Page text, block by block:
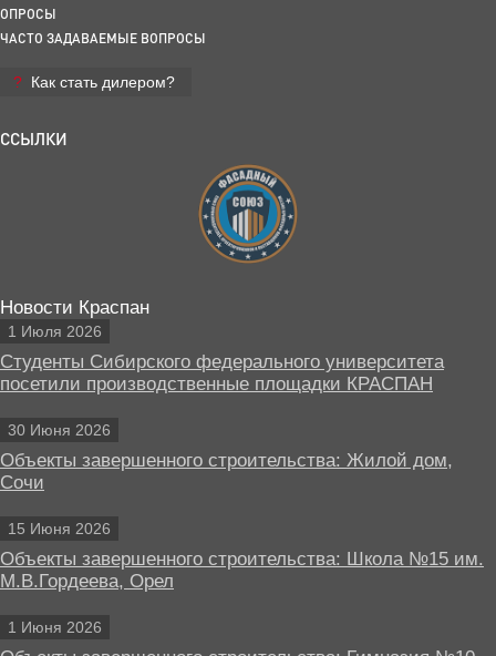
ОПРОСЫ
ЧАСТО ЗАДАВАЕМЫЕ ВОПРОСЫ
Как стать дилером?
ССЫЛКИ
Новости Краспан
1 Июля 2026
Студенты Сибирского федерального университета
посетили производственные площадки КРАСПАН
30 Июня 2026
Объекты завершенного строительства: Жилой дом,
Сочи
15 Июня 2026
Объекты завершенного строительства: Школа №15 им.
М.В.Гордеева, Орел
1 Июня 2026